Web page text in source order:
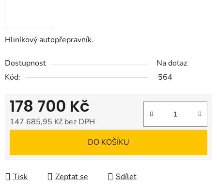
Hliníkový autopřepravník.
Dostupnost
Na dotaz
Kód:
564
178 700 Kč
147 685,95 Kč bez DPH
DO KOŠÍKU
Tisk Zeptat se Sdílet